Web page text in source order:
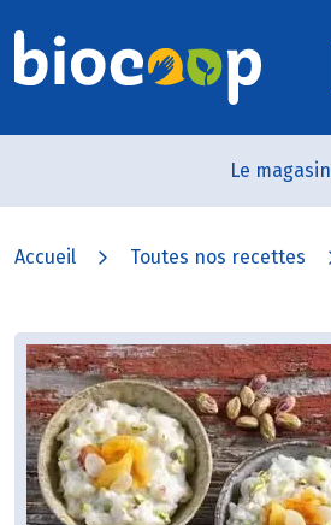
Le magasin
Accueil Toutes nos recettes